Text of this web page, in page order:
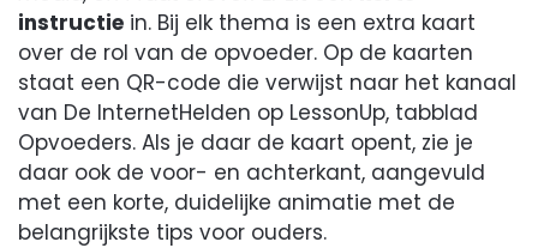
instructie in. Bij elk thema is een extra kaart
over de rol van de opvoeder. Op de kaarten
staat een QR-code die verwijst naar het kanaal
van De InternetHelden op LessonUp, tabblad
Opvoeders. Als je daar de kaart opent, zie je
daar ook de voor- en achterkant, aangevuld
met een korte, duidelijke animatie met de
belangrijkste tips voor ouders.